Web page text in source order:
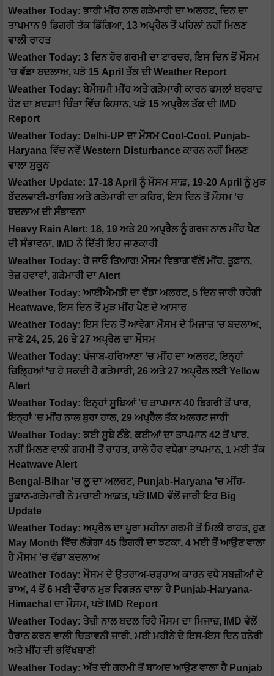
Weather Today: ਭਾਰੀ ਮੀਂਹ ਨਾਲ ਗੜੇਮਾਰੀ ਦਾ ਅਲਰਟ, ਦਿਨ ਦਾ
ਤਾਪਮਾਨ 9 ਡਿਗਰੀ ਤੱਕ ਡਿੱਗਿਆ, 13 ਅਪ੍ਰੈਲ ਤੋਂ ਪਹਿਲਾਂ ਨਹੀਂ ਮਿਲਣ
ਵਾਲੀ ਰਾਹਤ
Weather Today: 3 ਦਿਨ ਹੋਰ ਗਰਮੀ ਦਾ ਟਾਰਚਰ, ਇਸ ਦਿਨ ਤੋਂ ਮੌਸਮ
'ਚ ਵੱਡਾ ਬਦਲਾਅ, ਪੜੋ 15 April ਤੱਕ ਦੀ Weather Report
Weather Today: ਬੇਮੌਸਮੀ ਮੀਂਹ ਅਤੇ ਗੜੇਮਾਰੀ ਕਾਰਨ ਫਸਲਾਂ ਬਰਬਾਦ
ਹੋਣ ਦਾ ਖ਼ਦਸ਼ਾ! ਚਿੰਤਾ ਵਿੱਚ ਕਿਸਾਨ, ਪੜੋ 15 ਅਪ੍ਰੈਲ ਤੱਕ ਦੀ IMD
Report
Weather Today: Delhi-UP ਦਾ ਮੌਸਮ Cool-Cool, Punjab-
Haryana ਵਿੱਚ ਨਵੇਂ Western Disturbance ਕਾਰਨ ਨਹੀਂ ਮਿਲਣ
ਵਾਲਾ ਸੁਕੂਨ
Weather Update: 17-18 April ਨੂੰ ਮੌਸਮ ਸਾਫ਼, 19-20 April ਨੂੰ ਮੁੜ
ਬੱਦਲਵਾਈ-ਬਾਰਿਸ਼ ਅਤੇ ਗੜੇਮਾਰੀ ਦਾ ਕਹਿਰ, ਇਸ ਦਿਨ ਤੋਂ ਮੌਸਮ 'ਚ
ਬਦਲਾਅ ਦੀ ਸੰਭਾਵਨਾ
Heavy Rain Alert: 18, 19 ਅਤੇ 20 ਅਪ੍ਰੈਲ ਨੂੰ ਗਰਜ ਨਾਲ ਮੀਂਹ ਪੈਣ
ਦੀ ਸੰਭਾਵਨਾ, IMD ਨੇ ਦਿੱਤੀ ਇਹ ਜਾਣਕਾਰੀ
Weather Today: ਹੋ ਜਾਓ ਤਿਆਰ! ਮੌਸਮ ਵਿਭਾਗ ਵੱਲੋਂ ਮੀਂਹ, ਤੂਫ਼ਾਨ,
ਤੇਜ਼ ਹਵਾਵਾਂ, ਗੜੇਮਾਰੀ ਦਾ Alert
Weather Today: ਆਈਐਮਡੀ ਦਾ ਵੱਡਾ ਅਲਰਟ, 5 ਦਿਨ ਜਾਰੀ ਰਹੇਗੀ
Heatwave, ਇਸ ਦਿਨ ਤੋਂ ਮੁੜ ਮੀਂਹ ਪੈਣ ਦੇ ਆਸਾਰ
Weather Today: ਇਸ ਦਿਨ ਤੋਂ ਆਵੇਗਾ ਮੌਸਮ ਦੇ ਮਿਜਾਜ਼ 'ਚ ਬਦਲਾਅ,
ਜਾਣੋ 24, 25, 26 ਤੇ 27 ਅਪ੍ਰੈਲ ਦਾ ਮੌਸਮ
Weather Today: ਪੰਜਾਬ-ਹਰਿਆਣਾ 'ਚ ਮੀਂਹ ਦਾ ਅਲਰਟ, ਇਨ੍ਹਾਂ
ਜ਼ਿਲ੍ਹਿਆਂ 'ਚ ਹੋ ਸਕਦੀ ਹੈ ਗੜੇਮਾਰੀ, 26 ਅਤੇ 27 ਅਪ੍ਰੈਲ ਲਈ Yellow
Alert
Weather Today: ਇਨ੍ਹਾਂ ਸੂਬਿਆਂ 'ਚ ਤਾਪਮਾਨ 40 ਡਿਗਰੀ ਤੋਂ ਪਾਰ,
ਇਨ੍ਹਾਂ 'ਚ ਮੀਂਹ ਨਾਲ ਬੁਰਾ ਹਾਲ, 29 ਅਪ੍ਰੈਲ ਤੱਕ ਅਲਰਟ ਜਾਰੀ
Weather Today: ਕਈ ਸੂਬੇ ਠੰਡੇ, ਕਈਆਂ ਦਾ ਤਾਪਮਾਨ 42 ਤੋਂ ਪਾਰ,
ਨਹੀਂ ਮਿਲਣ ਵਾਲੀ ਗਰਮੀ ਤੋਂ ਰਾਹਤ, ਹਾਲੇ ਹੋਰ ਵਧੇਗਾ ਤਾਪਮਾਨ, 1 ਮਈ ਤੱਕ
Heatwave Alert
Bengal-Bihar 'ਚ ਲੂ ਦਾ ਅਲਰਟ, Punjab-Haryana 'ਚ ਮੀਂਹ-
ਤੂਫ਼ਾਨ-ਗੜੇਮਾਰੀ ਨੇ ਮਚਾਈ ਆਫ਼ਤ, ਪੜੋ IMD ਵੱਲੋਂ ਜਾਰੀ ਇਹ Big
Update
Weather Today: ਅਪ੍ਰੈਲ ਦਾ ਪੂਰਾ ਮਹੀਨਾ ਗਰਮੀ ਤੋਂ ਮਿਲੀ ਰਾਹਤ, ਹੁਣ
May Month ਵਿੱਚ ਲੱਗੇਗਾ 45 ਡਿਗਰੀ ਦਾ ਝਟਕਾ, 4 ਮਈ ਤੋਂ ਆਉਣ ਵਾਲਾ
ਹੈ ਮੌਸਮ 'ਚ ਵੱਡਾ ਬਦਲਾਅ
Weather Today: ਮੌਸਮ ਦੇ ਉਤਰਾਅ-ਚੜ੍ਹਾਅ ਕਾਰਨ ਵਧੇ ਸਬਜ਼ੀਆਂ ਦੇ
ਭਾਅ, 4 ਤੋਂ 6 ਮਈ ਦੌਰਾਨ ਮੁੜ ਵਿਗੜਨ ਵਾਲਾ ਹੈ Punjab-Haryana-
Himachal ਦਾ ਮੌਸਮ, ਪੜੋ IMD Report
Weather Today: ਤੇਜ਼ੀ ਨਾਲ ਬਦਲ ਰਿਹੈ ਮੌਸਮ ਦਾ ਮਿਜਾਜ਼, IMD ਵੱਲੋਂ
ਹੈਰਾਨ ਕਰਨ ਵਾਲੀ ਚਿਤਾਵਨੀ ਜਾਰੀ, ਮਈ ਮਹੀਨੇ ਦੇ ਇਸ-ਇਸ ਦਿਨ ਹਨੇਰੀ
ਅਤੇ ਮੀਂਹ ਦੀ ਭਵਿੱਖਬਾਣੀ
Weather Today: ਅੱਤ ਦੀ ਗਰਮੀ ਤੋਂ ਬਾਅਦ ਆਉਣ ਵਾਲਾ ਹੈ Punjab